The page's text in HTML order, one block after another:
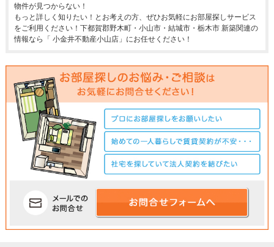
物件が見つからない！
もっと詳しく知りたい！とお考えの方、ぜひお気軽にお部屋探しサービス
をご利用ください！下都賀郡野木町・小山市・結城市・栃木市 新築関連の
情報なら「 小金井不動産小山店」にお任せください！